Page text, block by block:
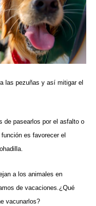
las pezuñas y así mitigar el
de pasearlos por el asfalto o
es favorecer el
n a los animales en
de vacaciones.¿Qué
vacunarlos?